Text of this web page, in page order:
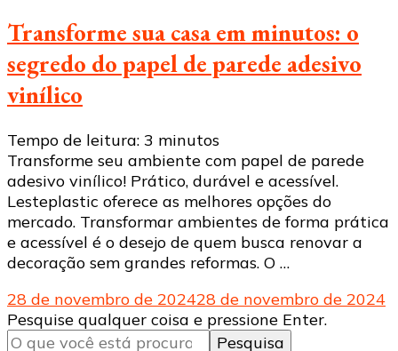
Transforme sua casa em minutos: o
segredo do papel de parede adesivo
vinílico
Tempo de leitura: 3 minutos
Transforme seu ambiente com papel de parede
adesivo vinílico! Prático, durável e acessível.
Lesteplastic oferece as melhores opções do
mercado. Transformar ambientes de forma prática
e acessível é o desejo de quem busca renovar a
decoração sem grandes reformas. O …
28 de novembro de 202428 de novembro de 2024
Procurando
algo?
Pesquise qualquer coisa e pressione Enter.